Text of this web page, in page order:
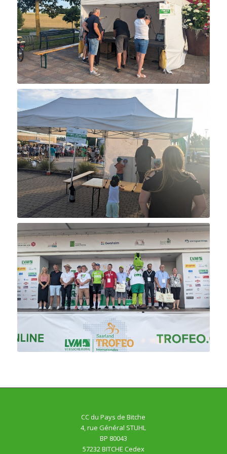
CC du Pays de Bitche
4, rue Général STUHL
BP 80043
57232 BITCHE Cedex